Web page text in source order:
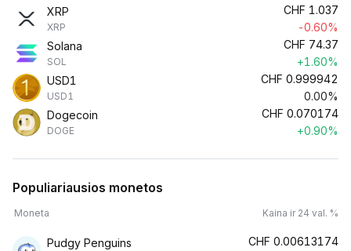
XRP
XRP
CHF 1.037
-0.60%
Solana
SOL
CHF 74.37
+1.60%
USD1
USD1
CHF 0.999942
0.00%
Dogecoin
DOGE
CHF 0.070174
+0.90%
Populiariausios monetos
Moneta Kaina ir 24 val. %
Pudgy Penguins CHF 0.00613174